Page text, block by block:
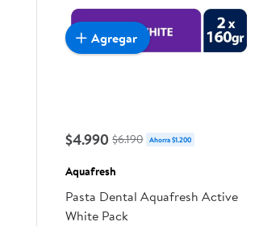
$4.990 $6.190 Ahorra $1.200
Aquafresh
Pasta Dental Aquafresh Active
White Pack
Agregar